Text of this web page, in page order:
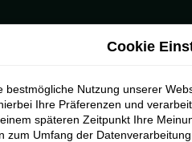
Cookie
bestmögliche Nutzung unserer
Ihre Präferenzen und
späteren Zeitpunkt Ihre
zum Umfang der